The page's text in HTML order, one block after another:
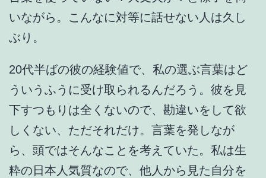
いながら。こんなに対等に話せない人は久し
ぶり。
20代半ばの彼の経験値で、私の選ぶ言葉はど
ういうふうに受け取られるんだろう。彼を見
下すつもりは全くないので、勘違いをして欲
しくない、ただそれだけ。言葉を発しなが
ら、頭ではそんなことを考えていた。私は生
粋の日本人気質なので、他人から見た自分を